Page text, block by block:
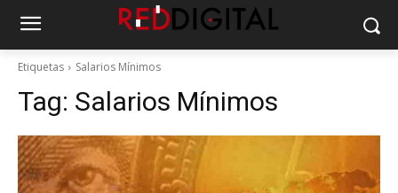
Etiquetas Salarios Mínimos
Tag: Salarios Mínimos